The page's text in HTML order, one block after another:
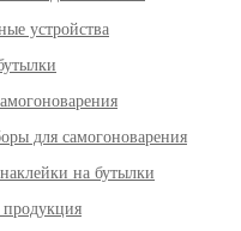
устройства
для самогоноварения
на бутылки